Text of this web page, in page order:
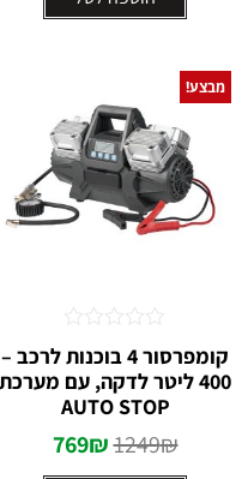
מבצע!
קומפרסור 4 בוכנות לרכב –
400 ליטר לדקה, עם מערכת
AUTO STOP
1249₪
769₪
דורג
0
מתוך
5